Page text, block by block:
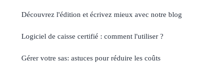
Découvrez l'édition et écrivez mieux avec notre blog
Logiciel de caisse certifié : comment l'utiliser ?
Gérer votre sas: astuces pour réduire les coûts